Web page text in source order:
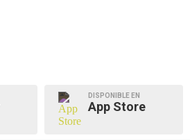
DISPONIBLE EN
App Store